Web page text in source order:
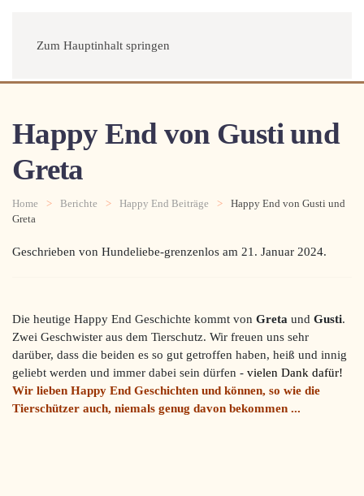
Zum Hauptinhalt springen
Menü
Happy End von Gusti und
Greta
Home Berichte Happy End Beiträge
Happy End von Gusti und
Greta
Geschrieben von Hundeliebe-grenzenlos am 21. Januar 2024.
Die heutige Happy End Geschichte kommt von Greta und Gusti.
Zwei Geschwister aus dem Tierschutz. Wir freuen uns sehr
darüber, dass die beiden es so gut getroffen haben, heiß und innig
geliebt werden und immer dabei sein dürfen - vielen Dank dafür!
Wir lieben Happy End Geschichten und können, so wie die
Tierschützer auch, niemals genug davon bekommen ...